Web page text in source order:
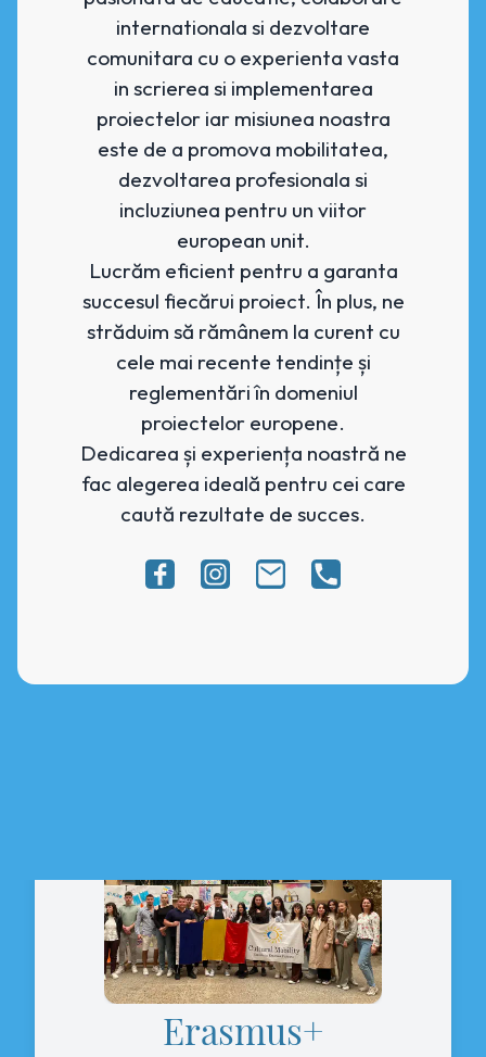
internationala si dezvoltare
comunitara cu o experienta vasta
in scrierea si implementarea
proiectelor iar misiunea noastra
este de a promova mobilitatea,
dezvoltarea profesionala si
incluziunea pentru un viitor
european unit.
Lucrăm eficient pentru a garanta
succesul fiecărui proiect. În plus, ne
străduim să rămânem la curent cu
cele mai recente tendințe și
reglementări în domeniul
proiectelor europene.
Dedicarea și experiența noastră ne
fac alegerea ideală pentru cei care
caută rezultate de succes.
Erasmus+